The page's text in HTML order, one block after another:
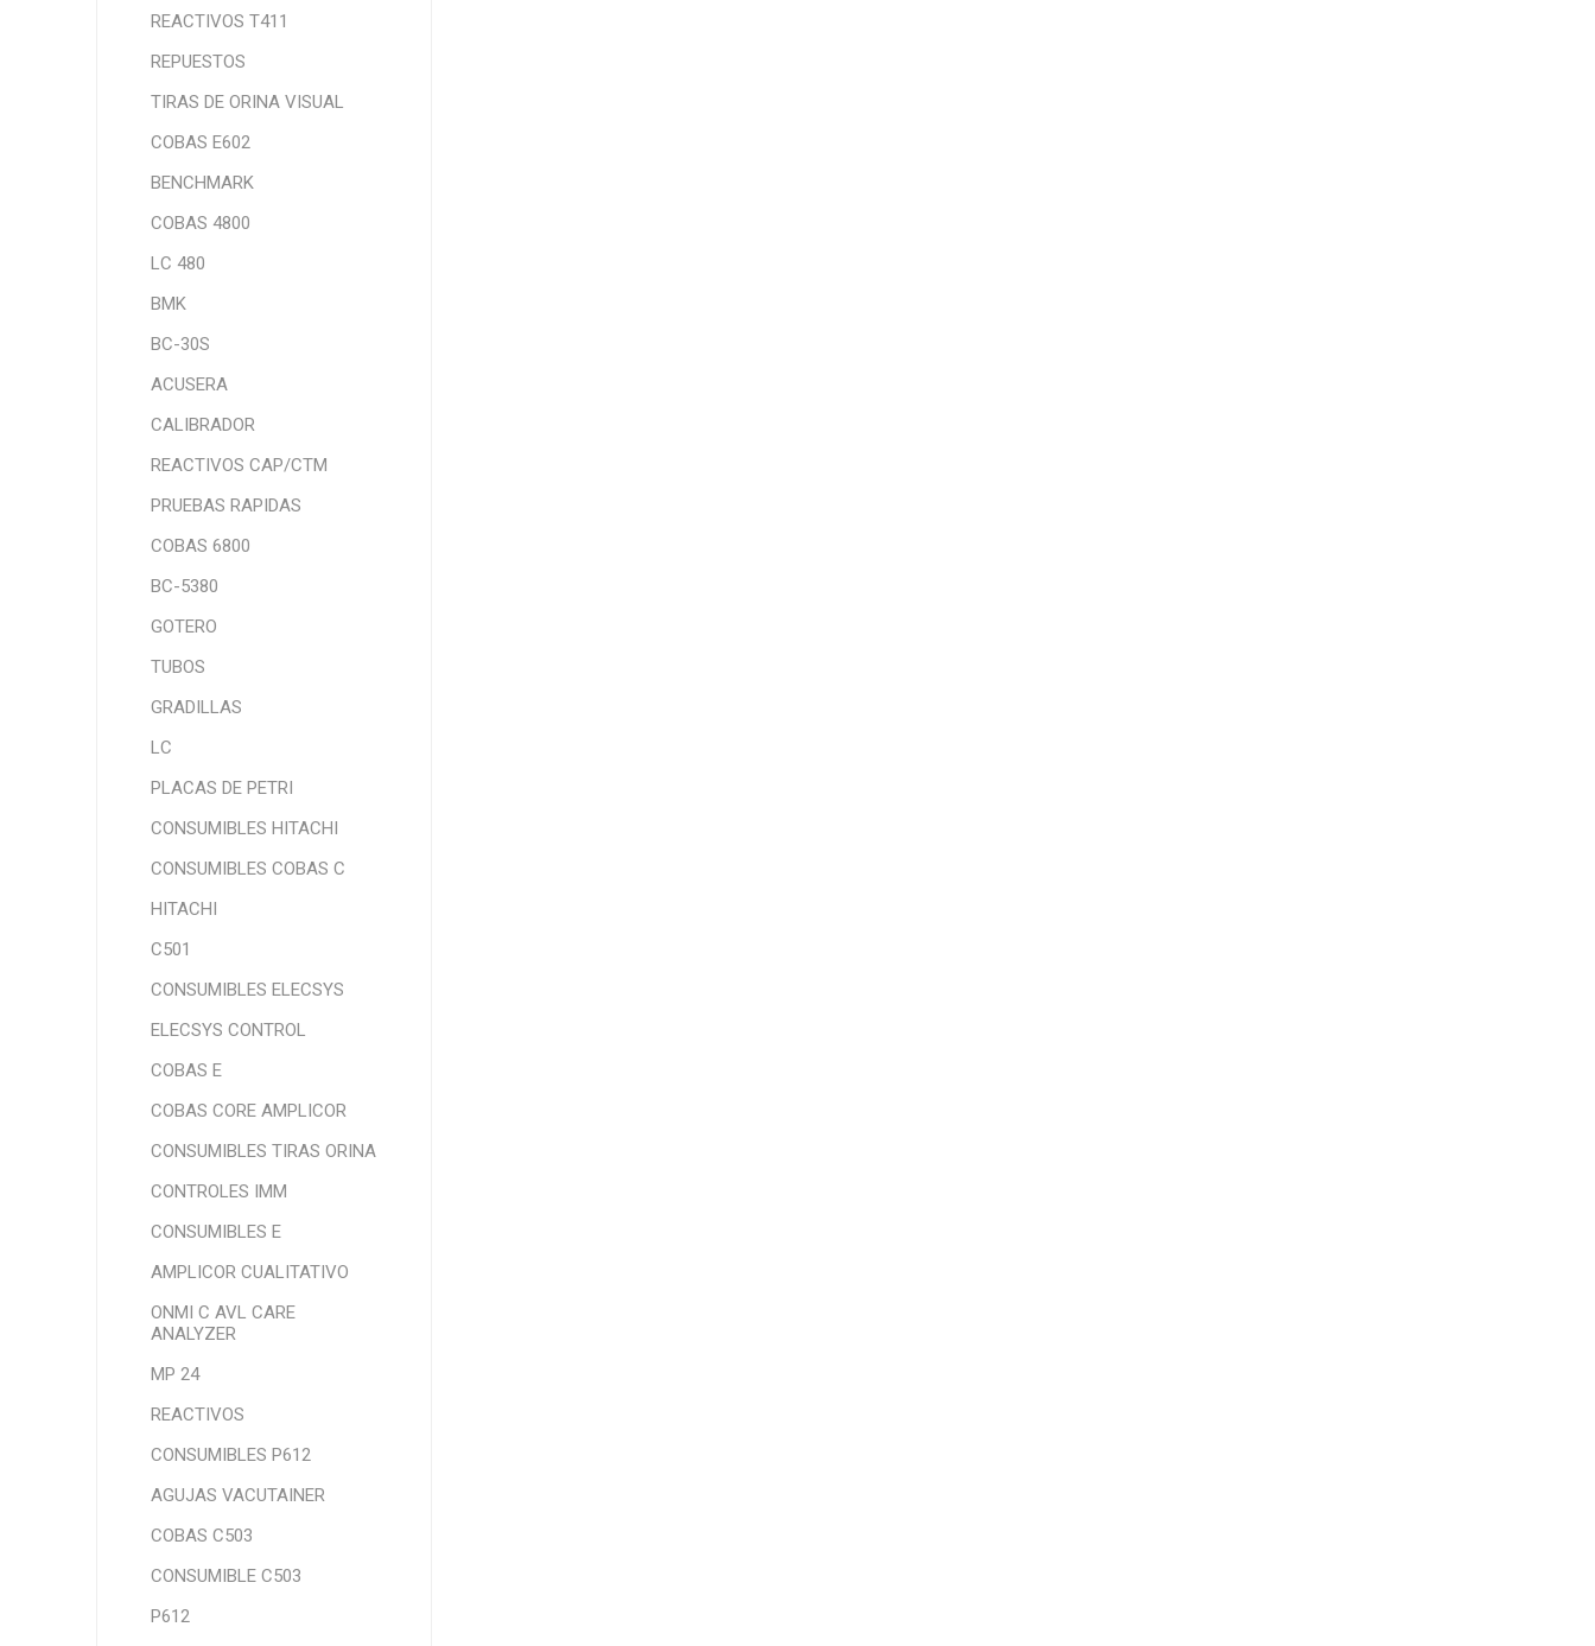
REACTIVOS T411
REPUESTOS
TIRAS DE ORINA VISUAL
COBAS E602
BENCHMARK
COBAS 4800
LC 480
BMK
BC-30S
ACUSERA
CALIBRADOR
REACTIVOS CAP/CTM
PRUEBAS RAPIDAS
COBAS 6800
BC-5380
GOTERO
TUBOS
GRADILLAS
LC
PLACAS DE PETRI
CONSUMIBLES HITACHI
CONSUMIBLES COBAS C
HITACHI
C501
CONSUMIBLES ELECSYS
ELECSYS CONTROL
COBAS E
COBAS CORE AMPLICOR
CONSUMIBLES TIRAS ORINA
CONTROLES IMM
CONSUMIBLES E
AMPLICOR CUALITATIVO
ONMI C AVL CARE
ANALYZER
MP 24
REACTIVOS
CONSUMIBLES P612
AGUJAS VACUTAINER
COBAS C503
CONSUMIBLE C503
P612